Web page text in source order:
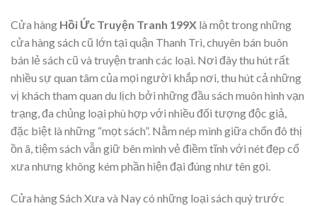
Cửa hàng Hồi Ức Truyện Tranh 199X là một trong những
cửa hàng sách cũ lớn tại quận Thanh Trì, chuyên bán buôn
bán lẻ sách cũ và truyện tranh các loại. Nơi đây thu hút rất
nhiều sự quan tâm của mọi người khắp nơi, thu hút cả những
vị khách tham quan du lịch bởi những đầu sách muôn hình vạn
trạng, đa chủng loại phù hợp với nhiều đối tượng độc giả,
đặc biệt là những “mọt sách”. Nằm nép mình giữa chốn đô thị
ồn ã, tiệm sách vẫn giữ bên mình vẻ điềm tĩnh với nét đẹp cổ
xưa nhưng không kém phần hiện đại đúng như tên gọi.
Cửa hàng Sách Xưa và Nay có những loại sách quý trước